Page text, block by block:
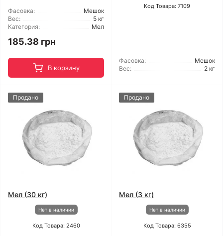
Фасовка:
Мешок
Вес:
5 кг
Категория:
Мел
185.38 грн
В корзину
Код Товара: 7109
Фасовка:
Мешок
Вес:
2 кг
Продано
Мел (30 кг)
Нет в наличии
Код Товара: 2460
Продано
Мел (3 кг)
Нет в наличии
Код Товара: 6355